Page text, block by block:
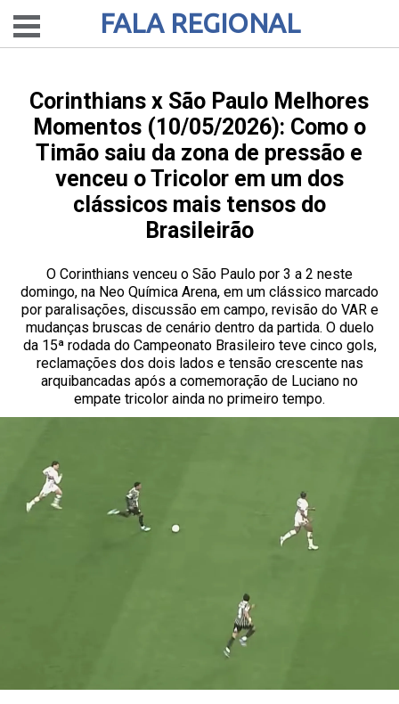
FALA REGIONAL
Corinthians x São Paulo Melhores
Momentos (10/05/2026): Como o
Timão saiu da zona de pressão e
venceu o Tricolor em um dos
clássicos mais tensos do
Brasileirão
O Corinthians venceu o São Paulo por 3 a 2 neste
domingo, na Neo Química Arena, em um clássico marcado
por paralisações, discussão em campo, revisão do VAR e
mudanças bruscas de cenário dentro da partida. O duelo
da 15ª rodada do Campeonato Brasileiro teve cinco gols,
reclamações dos dois lados e tensão crescente nas
arquibancadas após a comemoração de Luciano no
empate tricolor ainda no primeiro tempo.